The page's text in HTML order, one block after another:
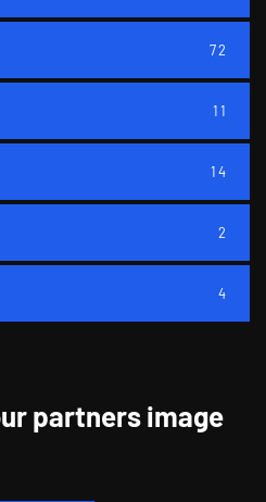
72
11
14
2
4
partners image